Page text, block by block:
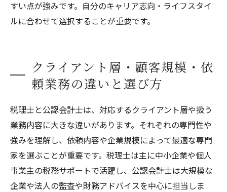
すい点が強みです。自分のキャリア志向・ライフスタイ
ルに合わせて選択することが重要です。
クライアント層・顧客規模・依
頼業務の違いと選び方
税理士と公認会計士は、対応するクライアント層や扱う
業務内容に大きな違いがあります。それぞれの専門性や
強みを理解し、依頼内容や企業規模によって最適な専門
家を選ぶことが重要です。税理士は主に中小企業や個人
事業主の税務サポートで活躍し、公認会計士は大規模な
企業や法人の監査や財務アドバイスを中心に担当しま